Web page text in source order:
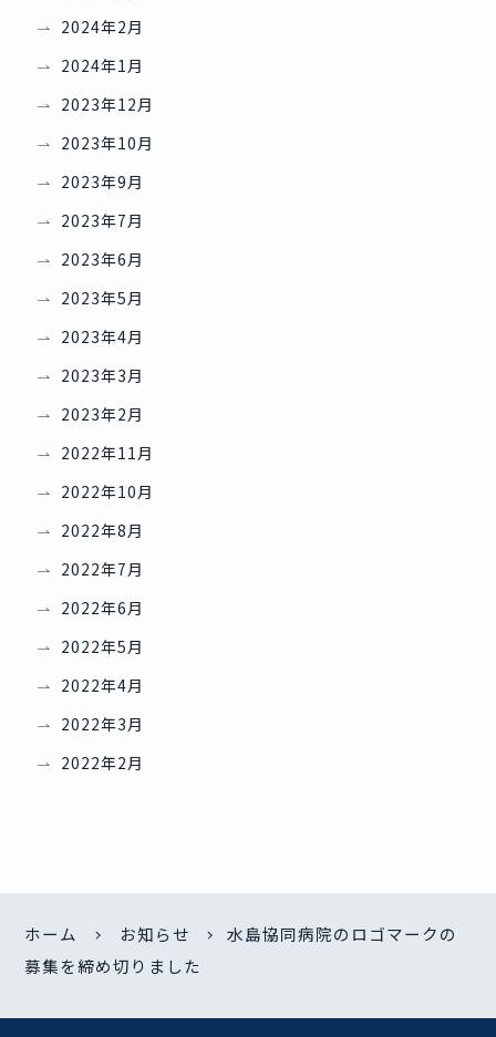
2024年2月
2024年1月
2023年12月
2023年10月
2023年9月
2023年7月
2023年6月
2023年5月
2023年4月
2023年3月
2023年2月
2022年11月
2022年10月
2022年8月
2022年7月
2022年6月
2022年5月
2022年4月
2022年3月
2022年2月
ホーム お知らせ
水島協同病院のロゴマークの
募集を締め切りました